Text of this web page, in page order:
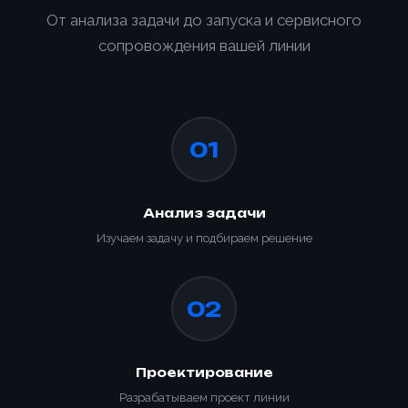
От анализа задачи до запуска и сервисного
сопровождения вашей линии
01
Анализ задачи
Изучаем задачу и подбираем решение
02
Проектирование
Разрабатываем проект линии
Товар
ОПТИМИЗАЦИЯ
УПАКОВКИ С